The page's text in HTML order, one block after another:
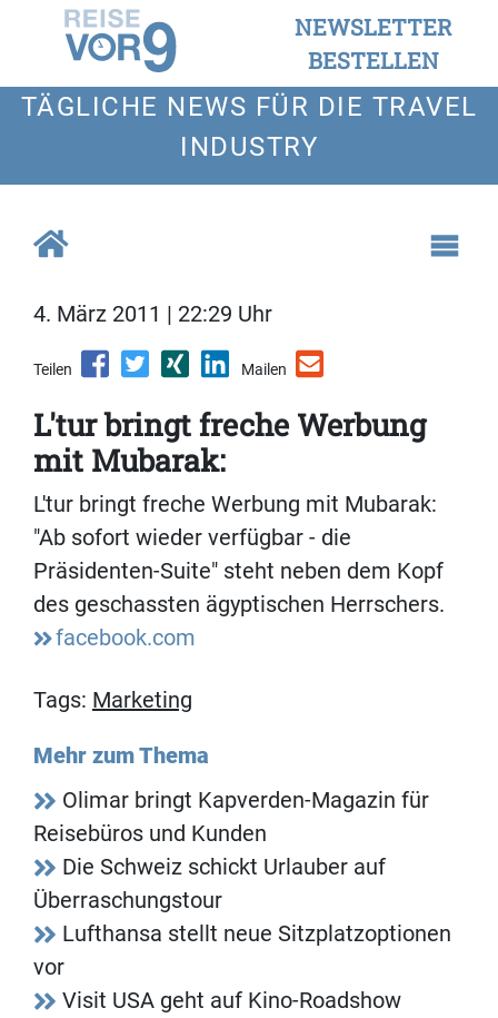
NEWSLETTER
BESTELLEN
TÄGLICHE NEWS FÜR DIE TRAVEL
INDUSTRY
4. März 2011 | 22:29 Uhr
Teilen Mailen
L'tur bringt freche Werbung
mit Mubarak:
L'tur bringt freche Werbung mit Mubarak:
"Ab sofort wieder verfügbar - die
Präsidenten-Suite" steht neben dem Kopf
des geschassten ägyptischen Herrschers.
facebook.com
Tags: Marketing
Mehr zum Thema
Olimar bringt Kapverden-Magazin für
Reisebüros und Kunden
Die Schweiz schickt Urlauber auf
Überraschungstour
Lufthansa stellt neue Sitzplatzoptionen
vor
Visit USA geht auf Kino-Roadshow